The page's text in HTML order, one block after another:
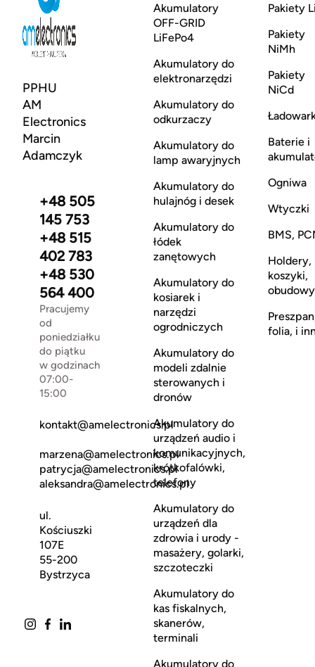
PPHU
AM
Electronics
Marcin
Adamczyk
+48 505
145 753
+48 515
402 783
+48 530
564 400
Pracujemy
od
poniedziałku
do piątku
w godzinach
07:00-
15:00
kontakt@amelectronics.pl
marzena@amelectronics.pl
patrycja@amelectronics.pl
aleksandra@amelectronics.pl
ul.
Kościuszki
107E
55-200
Bystrzyca
Akumulatory
OFF-GRID
LiFePo4
Akumulatory do
elektronarzędzi
Akumulatory do
odkurzaczy
Akumulatory do
lamp awaryjnych
Akumulatory do
hulajnóg i desek
Akumulatory do
łódek
zanętowych
Akumulatory do
kosiarek i
narzędzi
ogrodniczych
Akumulatory do
modeli zdalnie
sterowanych i
dronów
Akumulatory do
urządzeń audio i
komunikacyjnych,
krótkofalówki,
telefony
Akumulatory do
urządzeń dla
zdrowia i urody -
masażery, golarki,
szczoteczki
Akumulatory do
kas fiskalnych,
skanerów,
terminali
Akumulatory do
Pakiety
Pakiety
NiMh
Pakiety
NiCd
Baterie i
Ogniwa
Wtyczki
BMS,
Holdery,
koszyki,
obudowy
folia, i